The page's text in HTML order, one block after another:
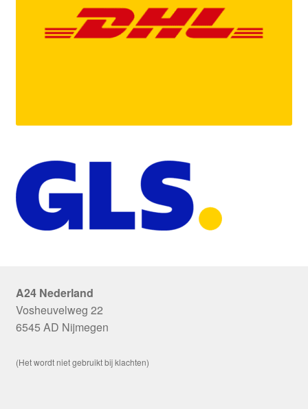
A24 Nederland
Vosheuvelweg 22
6545 AD Nijmegen
(Het wordt niet gebruikt bij klachten)